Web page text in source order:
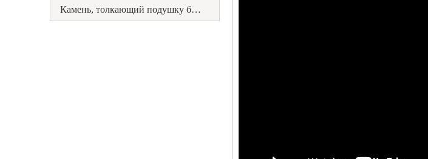
Камень, толкающий подушку безопасности